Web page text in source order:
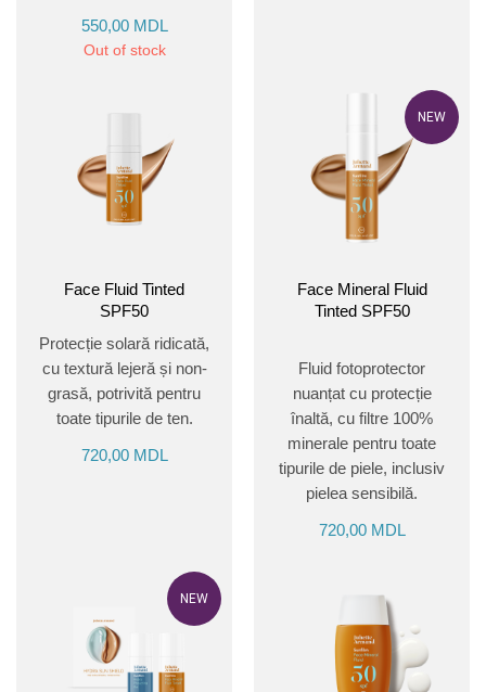
550,00 MDL
Out of stock
Face Fluid Tinted
SPF50
Protecție solară ridicată,
cu textură lejeră și non-
grasă, potrivită pentru
toate tipurile de ten.
720,00 MDL
NEW
Face Mineral Fluid
Tinted SPF50
Fluid fotoprotector
nuanțat cu protecție
înaltă, cu filtre 100%
minerale pentru toate
tipurile de piele, inclusiv
pielea sensibilă.
720,00 MDL
NEW